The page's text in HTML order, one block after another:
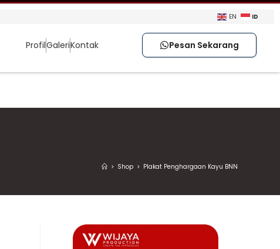
EN ID
ProfilGaleriKontak Pesan Sekarang
> Shop > Plakat Penghargaan Kayu BNN